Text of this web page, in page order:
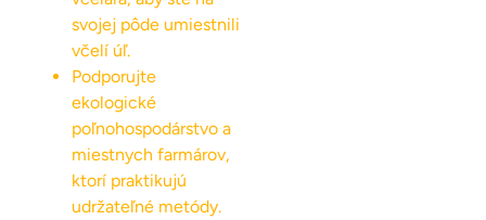
svojej pôde umiestnili
včelí úľ.
Podporujte
ekologické
poľnohospodárstvo a
miestnych farmárov,
ktorí praktikujú
udržateľné metódy.